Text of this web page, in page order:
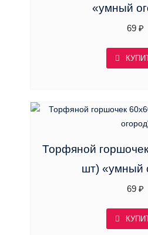
«умный
69₽
Торфяной
шт) «умный
69₽